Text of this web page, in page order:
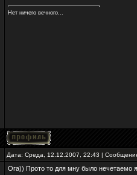
Нет ничего вечного...
Дата: Среда, 12.12.2007, 22:43 |
Ога)) Прото то для мну было нечетаемо